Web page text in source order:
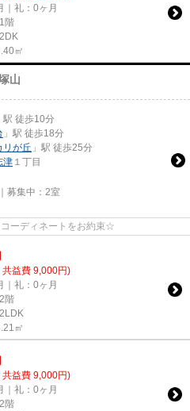
｜礼：0ヶ月
階
㎡
山
駅 徒歩10分
」駅 徒歩18分
リが丘 」駅 徒歩25分
津 １丁目
募集中： 2室
ーディネートをお約束☆
共益費 9,000円)
｜礼：0ヶ月
階
㎡
共益費 9,000円)
｜礼：0ヶ月
階